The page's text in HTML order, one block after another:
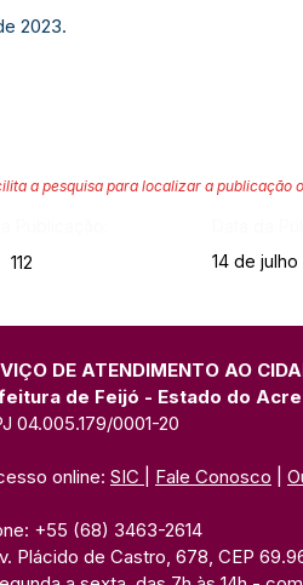
2023.
a pesquisa para localizar a publicação
112 14 de
DE ATENDIMENTO AO
de Feijó - Estado do Acre
04.005.179/0001-20
online: SIC Fale Conosco
+55 (68) 3463-2614
Plácido de Castro, 678, CEP